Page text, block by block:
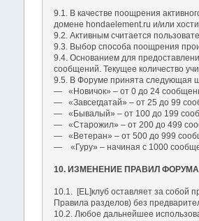
9.1. В качестве поощрения
домене hondaelement.ru и/или
9.2. Активным считается
9.3. Выбор способа поощрения
9.4. Основанием для
сообщений. Текущее количество
9.5. В Форуме принята следующая
― «Новичок» – от 0 до 24
― «Завсегдатай» – от 25 до 99
― «Бывалый» – от 100 до 199
― «Старожил» – от 200 до 499
― «Ветеран» – от 500 до 999
― «Гуру» – начиная с 1000
10. ИЗМЕНЕНИЕ ПРАВИЛ ФОРУМА
10.1. [EL]клуб оставляет за собой
Правила разделов) без
10.2. Любое дальнейшее